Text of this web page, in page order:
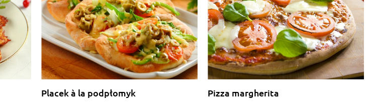
Placek à la podpłomyk Pizza margherita